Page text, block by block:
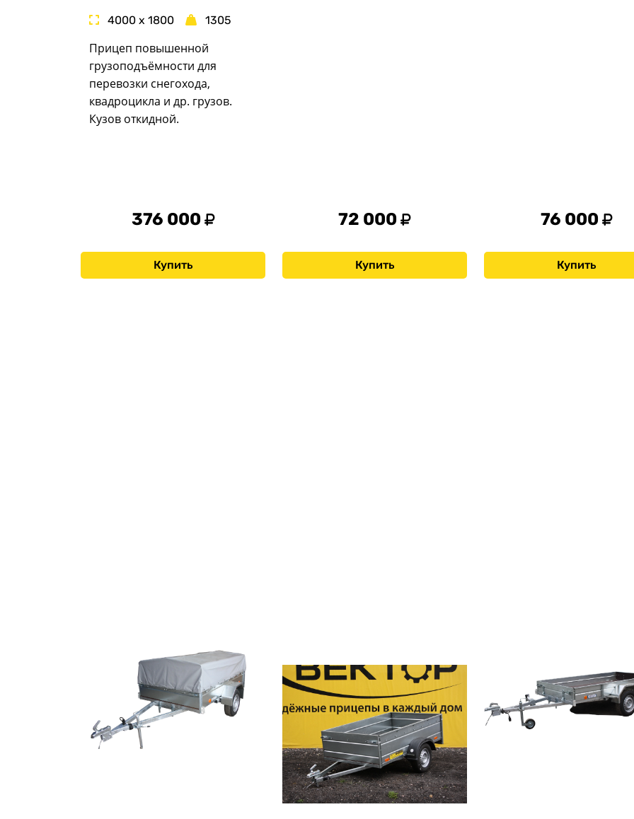
4000 x 1800 1305
Прицеп повышенной
грузоподъёмности для
перевозки снегохода,
квадроцикла и др. грузов.
Кузов откидной.
376 000
Купить
72 000
Купить
76 000
Купить